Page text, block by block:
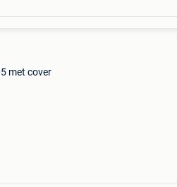
met cover